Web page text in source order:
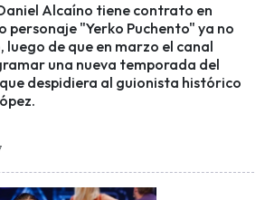
Alcaíno tiene contrato en
personaje "Yerko Puchento" ya no
luego de que en marzo el canal
una nueva temporada del
despidiera al guionista histórico